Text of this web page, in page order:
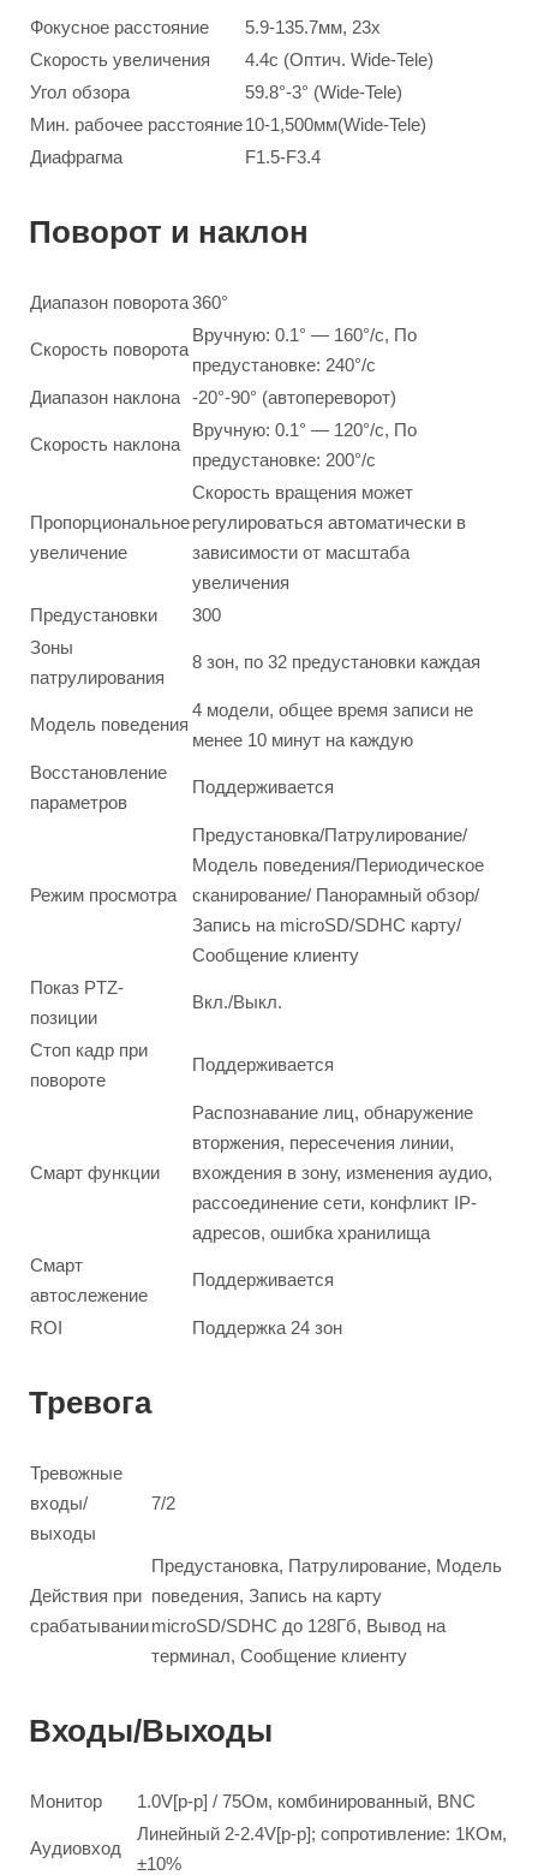
Фокусное расстояние
5.9-135.7мм, 23x
Скорость увеличения
4.4с (Оптич. Wide-Tele)
Угол обзора
59.8°-3° (Wide-Tele)
Мин. рабочее расстояние10-1,500мм(Wide-Tele)
Диафрагма
F1.5-F3.4
Поворот и наклон
Диапазон поворота360°
Скорость поворота
Вручную: 0.1° — 160°/с, По
предустановке: 240°/с
Диапазон наклона -20°-90° (автопереворот)
Скорость наклона
Вручную: 0.1° — 120°/с, По
предустановке: 200°/с
Пропорциональное
увеличение
Скорость вращения может
регулироваться автоматически в
зависимости от масштаба
увеличения
Предустановки
300
Зоны
патрулирования
8 зон, по 32 предустановки каждая
Модель поведения
4 модели, общее время записи не
менее 10 минут на каждую
Восстановление
параметров
Поддерживается
Режим просмотра
Предустановка/Патрулирование/
Модель поведения/Периодическое
сканирование/ Панорамный обзор/
Запись на microSD/SDHC карту/
Сообщение клиенту
Показ PTZ-
позиции
Вкл./Выкл.
Стоп кадр при
повороте
Поддерживается
Смарт функции
Распознавание лиц, обнаружение
вторжения, пересечения линии,
вхождения в зону, изменения аудио,
рассоединение сети, конфликт IP-
адресов, ошибка хранилища
Смарт
автослежение
Поддерживается
ROI Поддержка 24 зон
Тревога
Тревожные
входы/
выходы
7/2
Действия при
срабатывании
Предустановка, Патрулирование, Модель
поведения, Запись на карту
microSD/SDHC до 128Гб, Вывод на
терминал, Сообщение клиенту
Входы/Выходы
Монитор 1.0V[p-p] / 75Ом, комбинированный, BNC
Аудиовход
Линейный 2-2.4V[p-p]; сопротивление: 1КОм,
±10%